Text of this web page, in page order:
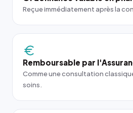
Reçue immédiatement après la
Remboursable par
Comme une consultation
soins.